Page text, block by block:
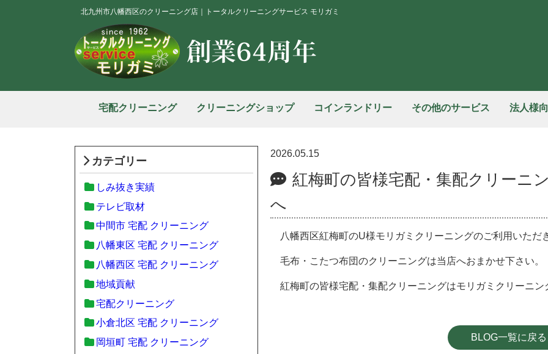
北九州市八幡西区のクリーニング店｜トータルクリーニングサービス モリガミ
宅配クリーニング クリーニングショップ コインランドリー その他のサービス 法人様
2026.05.15
紅梅町の皆様宅配・集配クリーニ
へ
八幡西区紅梅町のU様モリガミクリーニングのご利用いただ
毛布・こたつ布団のクリーニングは当店へおまかせ下さい。
紅梅町の皆様宅配・集配クリーニングはモリガミクリーニン
BLOG一覧に戻る
カテゴリー
しみ抜き実績
テレビ取材
中間市 宅配 クリーニング
八幡東区 宅配 クリーニング
八幡西区 宅配 クリーニング
地域貢献
宅配クリーニング
小倉北区 宅配 クリーニング
岡垣町 宅配 クリーニング